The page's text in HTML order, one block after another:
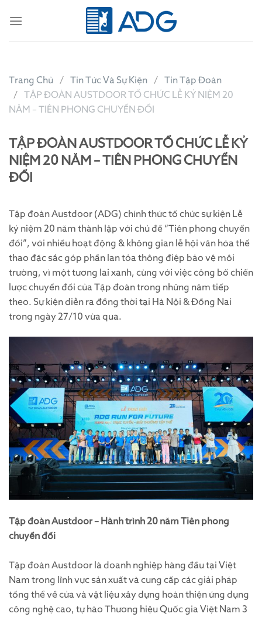
Trang Chủ Tin Tức Và Sự Kiện
Tin Tập Đoàn
TẬP ĐOÀN AUSTDOOR TỔ CHỨC LỄ KỶ NIỆM 20
NĂM – TIÊN PHONG CHUYỂN ĐỔI
TẬP ĐOÀN AUSTDOOR TỔ CHỨC LỄ KỶ
NIỆM 20 NĂM – TIÊN PHONG CHUYỂN
ĐỔI
Tập đoàn Austdoor (ADG) chính thức tổ chức sự kiện Lễ
kỷ niệm 20 năm thành lập với chủ đề “Tiên phong chuyển
đổi”, với nhiều hoạt động & không gian lễ hội văn hóa thể
thao đặc sắc góp phần lan tỏa thông điệp bảo vệ môi
trường, vì một tương lai xanh, cùng với việc công bố chiến
lược chuyển đổi của Tập đoàn trong những năm tiếp
theo. Sự kiện diễn ra đồng thời tại Hà Nội & Đồng Nai
trong ngày 27/10 vừa qua.
Tập đoàn Austdoor – Hành trình 20 năm Tiên phong
chuyển đổi
Tập đoàn Austdoor là doanh nghiệp hàng đầu tại Việt
Nam trong lĩnh vực sản xuất và cung cấp các giải pháp
tổng thể về cửa và vật liệu xây dựng hoàn thiện ứng dụng
công nghệ cao, tự hào Thương hiệu Quốc gia Việt Nam 3